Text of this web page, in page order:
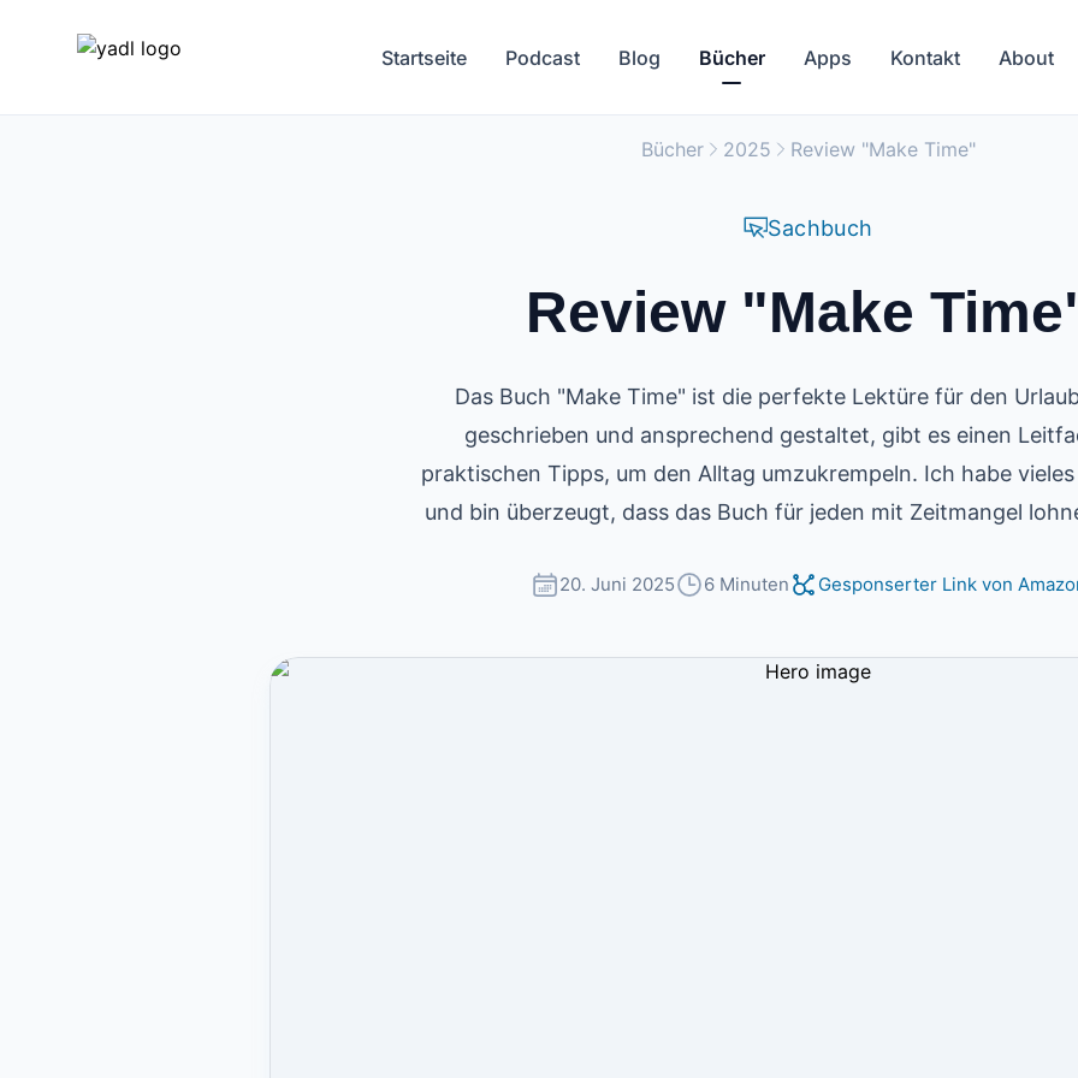
Startseite Podcast Blog Bücher Apps Kontakt About
Bücher 2025 Review "Make Time"
Sachbuch
Review "Make
Das Buch "Make Time" ist die perfekte Lektüre für den
geschrieben und ansprechend gestaltet, gibt es einen
praktischen Tipps, um den Alltag umzukrempeln. Ich habe
und bin überzeugt, dass das Buch für jeden mit Zeitmangel
20. Juni 2025 6 Minuten Gesponserter Link von